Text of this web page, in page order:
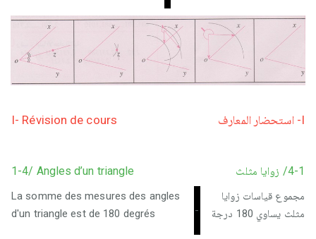
I- Révision de cours I- استحضار المعارف
1-4/ Angles d’un triangle 4-1/ زوايا مثلث
La somme des mesures des angles
d'un triangle est de 180 degrés
-
مجموع قياسات زوايا
مثلث يساوي 180 درجة